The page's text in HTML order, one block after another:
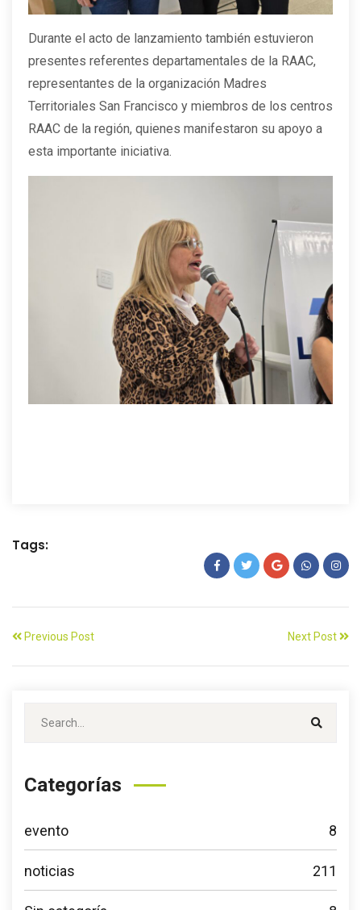
Durante el acto de lanzamiento también estuvieron
presentes referentes departamentales de la RAAC,
representantes de la organización Madres
Territoriales San Francisco y miembros de los centros
RAAC de la región, quienes manifestaron su apoyo a
esta importante iniciativa.
Tags:
Previous Post Next Post
Categorías
evento 8
noticias 211